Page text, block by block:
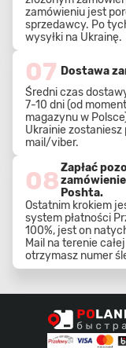
zamówieniu jest
sprzedawcy. Po
wysyłki na Ukrainę.
07 Dostawa
Średni czas
7-10 dni (od
magazynu w
Ukrainie
mail/viber.
08Zapłać
Poshta.
Ostatnim krokiem
system płatności
100%, jest on
Mail na terenie
otrzymasz numer